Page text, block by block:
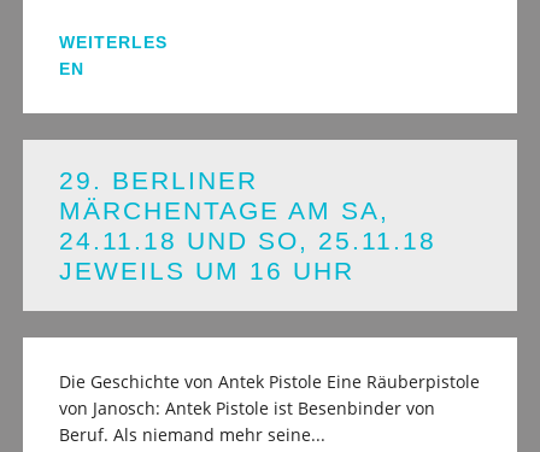
WEITERLES
EN
29. BERLINER
MÄRCHENTAGE AM SA,
24.11.18 UND SO, 25.11.18
JEWEILS UM 16 UHR
Die Geschichte von Antek Pistole Eine Räuberpistole
von Janosch: Antek Pistole ist Besenbinder von
Beruf. Als niemand mehr seine...